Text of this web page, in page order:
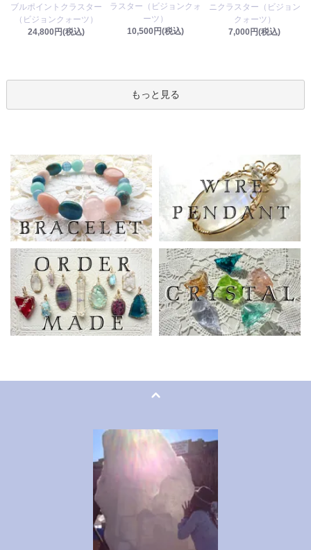
ブルポイントクラスター
（ビジョンクォーツ）
24,800円(税込)
ラスター（ビジョンクォ
ーツ）
10,500円(税込)
ニクラスター（ビジョン
クォーツ）
7,000円(税込)
もっと見る